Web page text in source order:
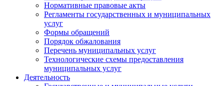
Нормативные правовые акты
Регламенты государственных и муниципальных
услуг
Формы обращений
Порядок обжалования
Перечень муниципальных услуг
Технологические схемы предоставления
муниципальных услуг
Деятельность